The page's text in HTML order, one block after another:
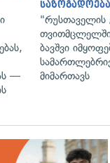
—
საზოგადოება
"რუსთაველის
ბავშვი
მიმართავს